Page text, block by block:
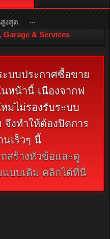
เพิ่มเติม คลิกที่นี่
Garage & Services
บบประกาศซื้อขาย
นหน้านี้ เนื่องจากฟ
ม่ไม่รองรับระบบ
จึงทำให้ต้องปิดการ
นเร็วๆ นี้
สร้างหัวข้อและดู
บบเดิม คลิกได้ที่นี่
งสุด ...